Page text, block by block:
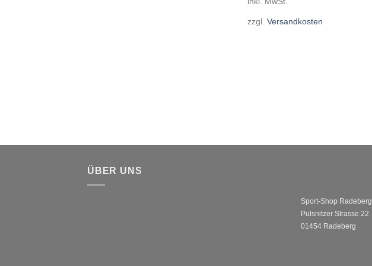
zzgl. Versandkosten
ÜBER UNS
Sport-Shop Radeberg
Pulsnitzer Strasse 22
01454 Radeberg